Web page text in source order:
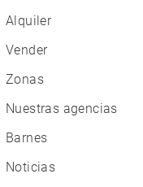
Alquiler
Vender
Zonas
Nuestras agencias
Barnes
Noticias